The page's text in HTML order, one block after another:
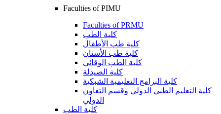
Faculties of PIMU
Faculties of PRMU
كلية الطب
كلية طب الأطفال
كلية طب الأسنان
كلية الطب الوقائي
كلية الصيدلة
كلية البرامج التعليمية الشبكية
كلية التعليم الطبي الدولي وقسم التعاون
الدولي
كلية الطب